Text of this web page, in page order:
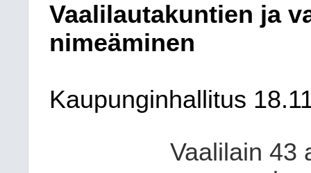
Vaalilautakuntien ja
nimeäminen
Kaupunginhallitus
Vaalilain 43